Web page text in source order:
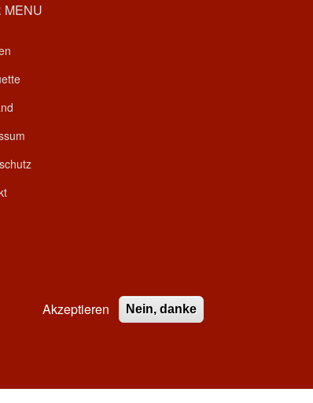
MENU
Akzeptieren Nein, danke